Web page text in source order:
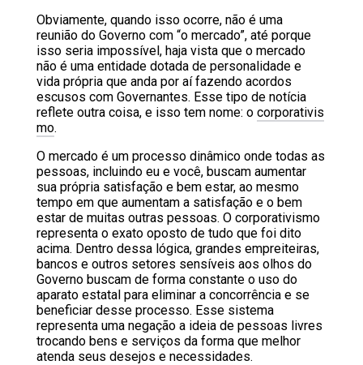
Obviamente, quando isso ocorre, não é uma
reunião do Governo com “o mercado”, até porque
isso seria impossível, haja vista que o mercado
não é uma entidade dotada de personalidade e
vida própria que anda por aí fazendo acordos
escusos com Governantes. Esse tipo de notícia
reflete outra coisa, e isso tem nome: o corporativis
mo.
O mercado é um processo dinâmico onde todas as
pessoas, incluindo eu e você, buscam aumentar
sua própria satisfação e bem estar, ao mesmo
tempo em que aumentam a satisfação e o bem
estar de muitas outras pessoas. O corporativismo
representa o exato oposto de tudo que foi dito
acima. Dentro dessa lógica, grandes empreiteiras,
bancos e outros setores sensíveis aos olhos do
Governo buscam de forma constante o uso do
aparato estatal para eliminar a concorrência e se
beneficiar desse processo. Esse sistema
representa uma negação a ideia de pessoas livres
trocando bens e serviços da forma que melhor
atenda seus desejos e necessidades.